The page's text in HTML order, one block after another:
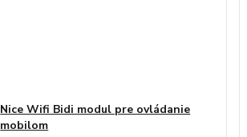
Nice Wifi Bidi modul pre ovládanie
mobilom